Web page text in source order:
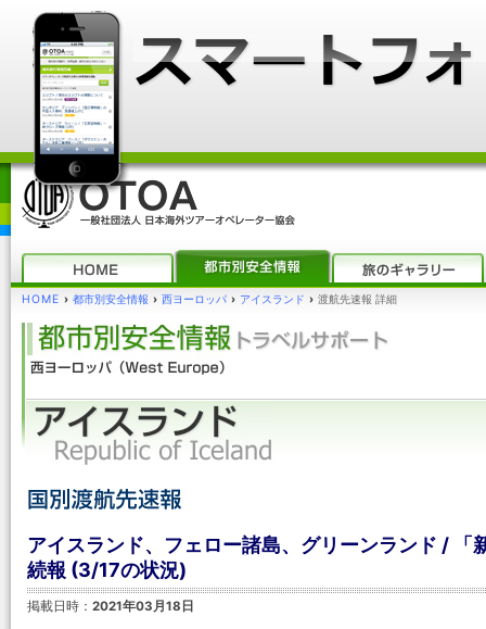
HOME › 都市別安全情報 › 西ヨーロッパ › アイスランド › 渡航先速報 詳細
アイスランド、フェロー諸島、グリーンランド / 「
続報 (3/17の状況)
掲載日時： 2021年03月18日